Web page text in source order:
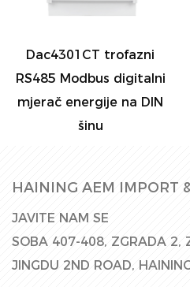
Dac4301CT trofazni
RS485 Modbus digitalni
mjerač energije na DIN
šinu
HAINING AEM IMPORT
JAVITE NAM SE
SOBA 407-408, ZGRADA 2,
JINGDU 2ND ROAD,